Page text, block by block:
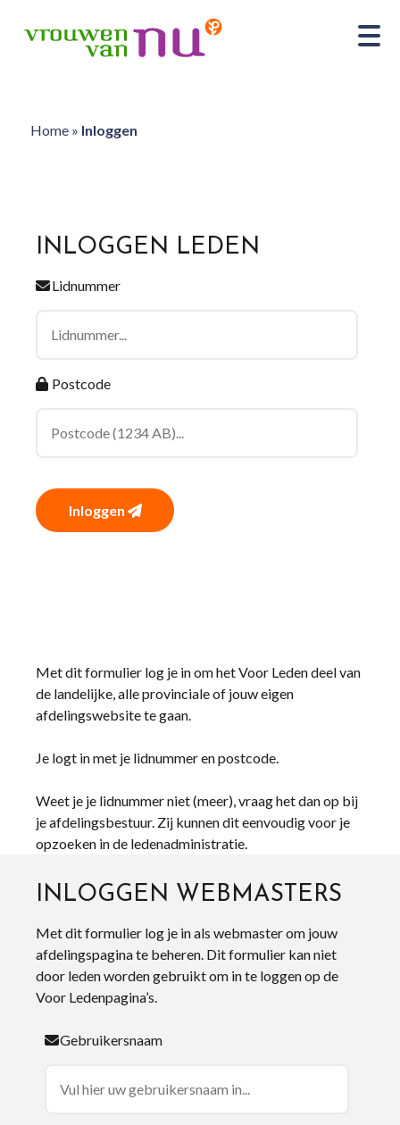
Home» Inloggen
INLOGGEN LEDEN
Lidnummer
Postcode
Inloggen
Met dit formulier log je in om het Voor Leden deel van
de landelijke, alle provinciale of jouw eigen
afdelingswebsite te gaan.
Je logt in met je lidnummer en postcode.
Weet je je lidnummer niet (meer), vraag het dan op bij
je afdelingsbestuur. Zij kunnen dit eenvoudig voor je
opzoeken in de ledenadministratie.
INLOGGEN WEBMASTERS
Met dit formulier log je in als webmaster om jouw
afdelingspagina te beheren. Dit formulier kan niet
door leden worden gebruikt om in te loggen op de
Voor Ledenpagina’s.
Gebruikersnaam